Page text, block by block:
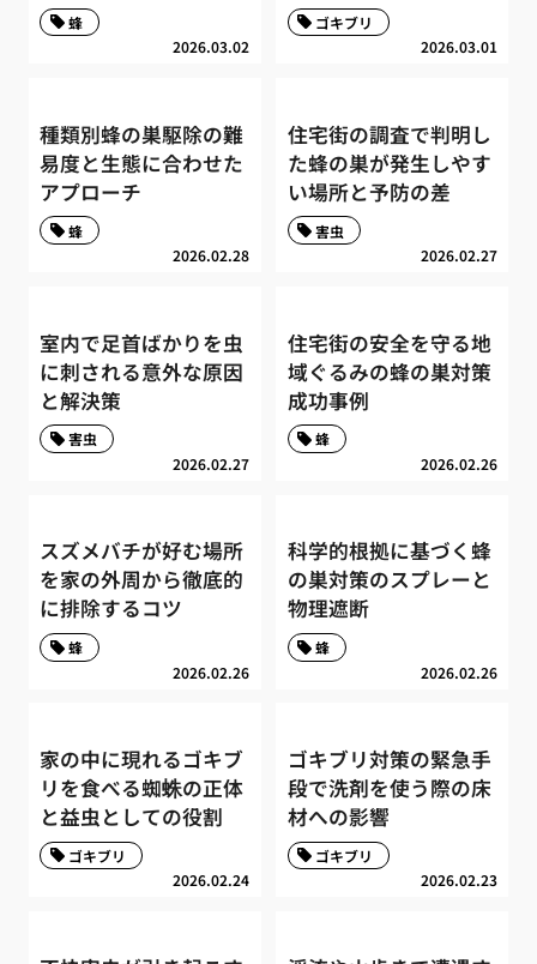
2026.03.02
蜂
2026.03.01
ゴキブリ
種類別蜂の巣駆除の難
易度と生態に合わせた
アプローチ
2026.02.28
蜂
住宅街の調査で判明し
た蜂の巣が発生しやす
い場所と予防の差
2026.02.27
害虫
室内で足首ばかりを虫
に刺される意外な原因
と解決策
2026.02.27
害虫
住宅街の安全を守る地
域ぐるみの蜂の巣対策
成功事例
2026.02.26
蜂
スズメバチが好む場所
を家の外周から徹底的
に排除するコツ
2026.02.26
蜂
科学的根拠に基づく蜂
の巣対策のスプレーと
物理遮断
2026.02.26
蜂
家の中に現れるゴキブ
リを食べる蜘蛛の正体
と益虫としての役割
2026.02.24
ゴキブリ
ゴキブリ対策の緊急手
段で洗剤を使う際の床
材への影響
2026.02.23
ゴキブリ